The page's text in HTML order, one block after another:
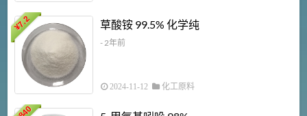
¥
7.2 草酸铵 99.5% 化学纯
- 2年前
2024-11-12 化工原料